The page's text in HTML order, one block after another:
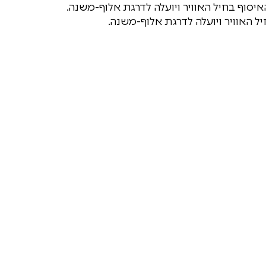
בחיל האוויר ויועלה לדרגת אלוף-משנה.
האוויר ויועלה לדרגת אלוף-משנה.